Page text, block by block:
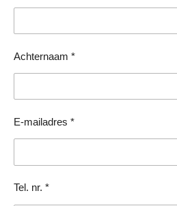
Achternaam *
E-mailadres *
Tel. nr. *